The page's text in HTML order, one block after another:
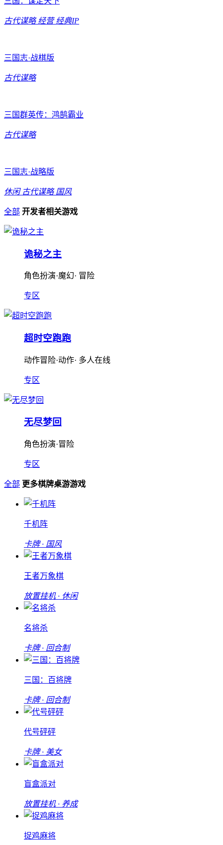
古代谋略 经营 经典IP
三国志·战棋版
古代谋略
三国群英传：鸿鹄霸业
古代谋略
三国志·战略版
休闲 古代谋略 国风
全部 开发者相关游戏
诡秘之主
角色扮演·魔幻· 冒险
专区
超时空跑跑
动作冒险·动作· 多人在线
专区
无尽梦回
角色扮演·冒险
专区
全部 更多棋牌桌游游戏
千机阵
卡牌 · 国风
王者万象棋
放置挂机 · 休闲
名将杀
卡牌 · 回合制
三国：百将牌
卡牌 · 回合制
代号砰砰
卡牌 · 美女
盲盒派对
放置挂机 · 养成
捉鸡麻将